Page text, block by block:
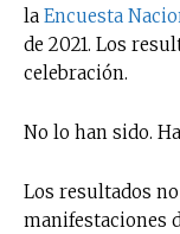
la Encuesta
de 2021. Los
celebración.
No lo han sido.
Los resultados
manifestaciones